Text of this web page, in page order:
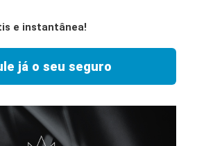
e instantânea!
já o seu seguro